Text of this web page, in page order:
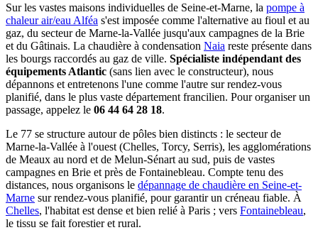
Sur les vastes maisons individuelles de Seine-et-Marne, la pompe à
chaleur air/eau Alféa s'est imposée comme l'alternative au fioul et au
gaz, du secteur de Marne-la-Vallée jusqu'aux campagnes de la Brie
et du Gâtinais. La chaudière à condensation Naia reste présente dans
les bourgs raccordés au gaz de ville. Spécialiste indépendant des
équipements Atlantic (sans lien avec le constructeur), nous
dépannons et entretenons l'une comme l'autre sur rendez-vous
planifié, dans le plus vaste département francilien. Pour organiser un
passage, appelez le 06 44 64 28 18.
Le 77 se structure autour de pôles bien distincts : le secteur de
Marne-la-Vallée à l'ouest (Chelles, Torcy, Serris), les agglomérations
de Meaux au nord et de Melun-Sénart au sud, puis de vastes
campagnes en Brie et près de Fontainebleau. Compte tenu des
distances, nous organisons le dépannage de chaudière en Seine-et-
Marne sur rendez-vous planifié, pour garantir un créneau fiable. À
Chelles, l'habitat est dense et bien relié à Paris ; vers Fontainebleau,
le tissu se fait forestier et rural.